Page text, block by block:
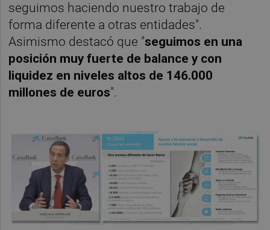
seguimos haciendo nuestro trabajo de
forma diferente a otras entidades".
Asimismo destacó que "seguimos en una
posición muy fuerte de balance y con
liquidez en niveles altos de 146.000
millones de euros".